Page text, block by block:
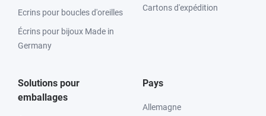
Ecrins pour boucles d'oreilles
Écrins pour bijoux Made in
Germany
Cartons d'expédition
Solutions pour
emballages
Pays
Allemagne